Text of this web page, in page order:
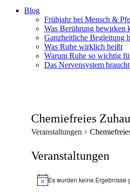
Blog
Frühjahr bei Mensch &
Was Berührung bewirken
Ganzheitliche Begleitung
Was Ruhe wirklich heißt
Warum Ruhe so wichtig
Das Nervensystem
Chemiefreies
Veranstaltungen
Veranstaltungen
HinweisEs wurden keine Ergebnisse